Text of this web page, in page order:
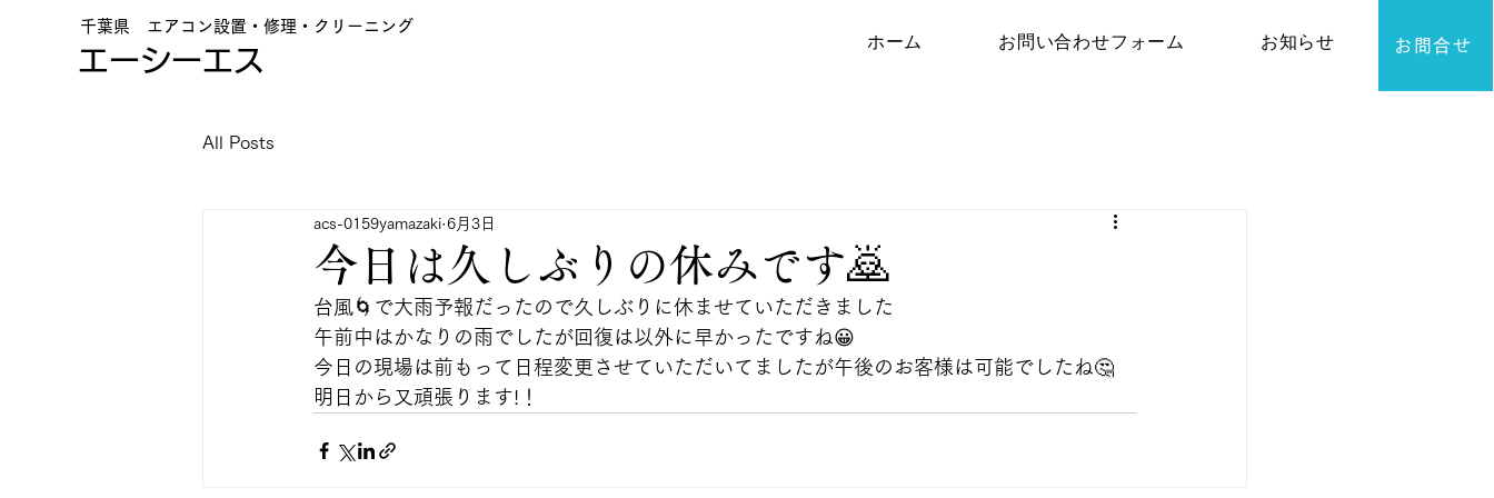
エーシーエス
千葉県 エアコン設置・修理・クリーニング
ホーム お問い合わせフォーム お知らせ お問合せ
All Posts
今日は久しぶりの休みです🙇
acs-0159yamazaki 6月3日
台風🌀で大雨予報だったので久しぶりに休ませていただきました
午前中はかなりの雨でしたが回復は以外に早かったですね😀
今日の現場は前もって日程変更させていただいてましたが午後のお客様は可能でしたね🤔
明日から又頑張ります!！